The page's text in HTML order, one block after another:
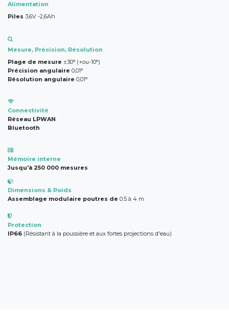
​Alimentation
Piles 3,6V -2,6Ah
Mesure, Précision, Résolution
Plage de mesure ±30° (+ou-10°)
Précision angulaire 0,01°
Résolution angulaire 0,01°
Connectivité
Réseau LPWAN
Bluetooth
Mémoire interne
Jusqu'à 250 000 mesures
Dimensions & Poids
Assemblage modulaire poutres de 0.5 à 4 m
Protection
IP66 (Résistant à la poussière et aux fortes projections d'eau)